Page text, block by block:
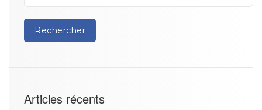
Articles récents